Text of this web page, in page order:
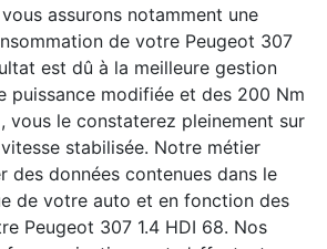
assurons notamment une
de votre Peugeot 307
est dû à la meilleure gestion
puissance modifiée et des 200 Nm
vous le constaterez pleinement sur
stabilisée. Notre métier
des données contenues dans le
de votre auto et en fonction des
Peugeot 307 1.4 HDI 68. Nos